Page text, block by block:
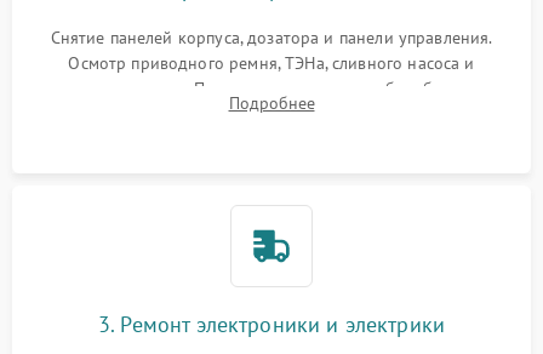
Снятие панелей корпуса, дозатора и панели управления.
Осмотр приводного ремня, ТЭНа, сливного насоса и
амортизаторов. Проверка подшипников барабана и
крестовины на износ, а манжеты люка на разрывы.
Подробнее
3. Ремонт электроники и электрики